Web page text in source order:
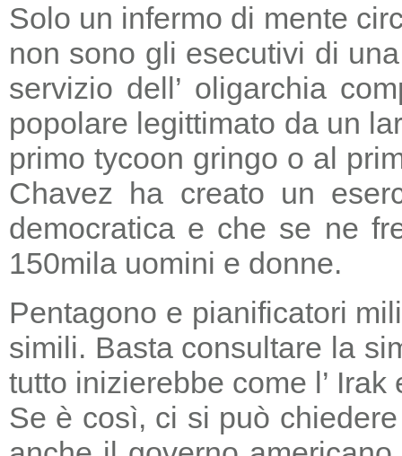
Solo un infermo di mente
non sono gli esecutivi di
servizio dell’ oligarchia
popolare legittimato da un
primo tycoon gringo o al
Chavez ha creato un
democratica e che se ne
150mila uomini e donne.
Pentagono e pianificatori
simili. Basta consultare la
tutto inizierebbe come l’
Se è così, ci si può